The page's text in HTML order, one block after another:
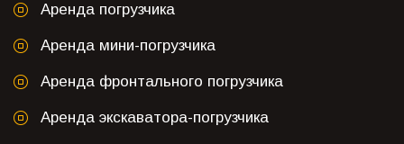
Аренда погрузчика
Аренда мини-погрузчика
Аренда фронтального погрузчика
Аренда экскаватора-погрузчика